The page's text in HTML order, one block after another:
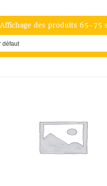
Affichage des produits 65–75
DETAILS